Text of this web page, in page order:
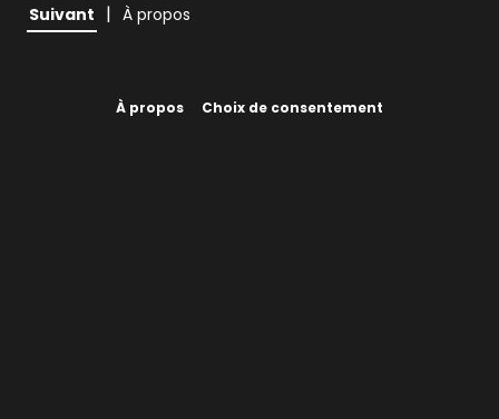
Suivant | À propos
À propos Choix de consentement